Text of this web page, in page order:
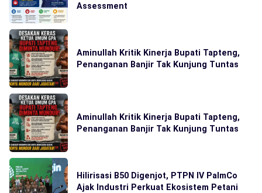
Assessment
Aminullah Kritik Kinerja Bupati Tapteng,
Penanganan Banjir Tak Kunjung Tuntas
Aminullah Kritik Kinerja Bupati Tapteng,
Penanganan Banjir Tak Kunjung Tuntas
Hilirisasi B50 Digenjot, PTPN IV PalmCo
Ajak Industri Perkuat Ekosistem Petani